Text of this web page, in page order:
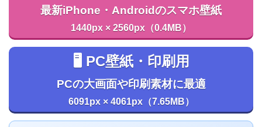
最新iPhone・Androidのスマホ壁紙
1440px × 2560px（0.4MB）
🖥️ PC壁紙・印刷用
PCの大画面や印刷素材に最適
6091px × 4061px（7.65MB）